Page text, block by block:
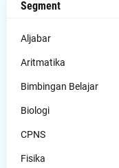
Segment
Aljabar
Aritmatika
Bimbingan Belajar
Biologi
CPNS
Fisika